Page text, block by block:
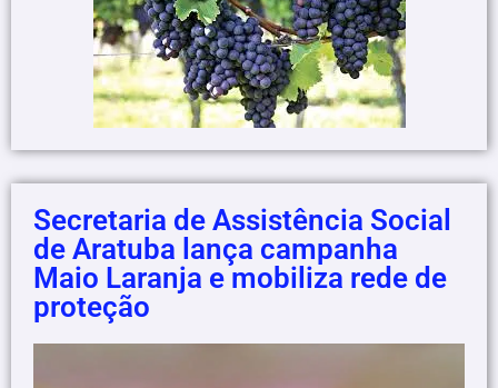
Secretaria de Assistência Social
de Aratuba lança campanha
Maio Laranja e mobiliza rede de
proteção